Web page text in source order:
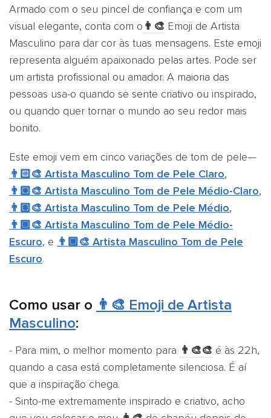
Armado com o seu pincel de confiança e com um
visual elegante, conta com o 👨‍🎨 Emoji de Artista
Masculino para dar cor às tuas mensagens. Este emoji
representa alguém apaixonado pelas artes. Pode ser
um artista profissional ou amador. A maioria das
pessoas usa-o quando se sente criativo ou inspirado,
ou quando quer tornar o mundo ao seu redor mais
bonito.
Este emoji vem em cinco variações de tom de pele—
👨🏻‍🎨 Artista Masculino Tom de Pele Claro,
👨🏼‍🎨 Artista Masculino Tom de Pele Médio-Claro,
👨🏽‍🎨 Artista Masculino Tom de Pele Médio,
👨🏾‍🎨 Artista Masculino Tom de Pele Médio-
Escuro, e 👨🏿‍🎨 Artista Masculino Tom de Pele
Escuro.
Como usar o 👨‍🎨 Emoji de Artista
Masculino:
- Para mim, o melhor momento para ​ 👨‍🎨🎨 ​ é às 22h,
quando a casa está completamente silenciosa. É aí
que a inspiração chega.
- Sinto-me extremamente inspirado e criativo, acho